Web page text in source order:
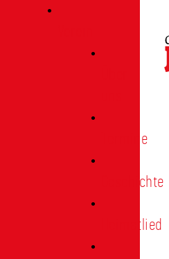
Termine
Geschichte
Heimatlied